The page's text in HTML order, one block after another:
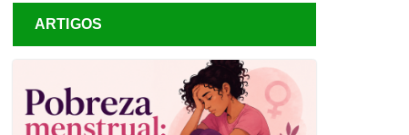
ARTIGOS